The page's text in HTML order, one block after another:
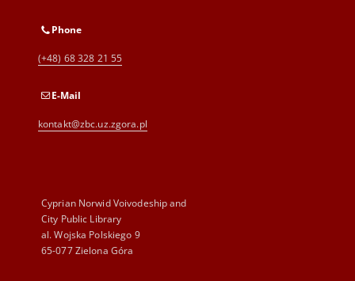
Phone
(+48) 68 328 21 55
E-Mail
kontakt@zbc.uz.zgora.pl
Cyprian Norwid Voivodeship and
City Public Library
al. Wojska Polskiego 9
65-077 Zielona Góra